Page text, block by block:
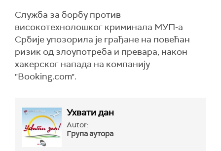
Служба за борбу против
високотехнолошког криминала МУП-а
Србије упозорила је грађане на повећан
ризик од злоупотреба и превара, након
хакерског напада на компанију
"Booking.com".
Ухвати дан
Autor:
Група аутора